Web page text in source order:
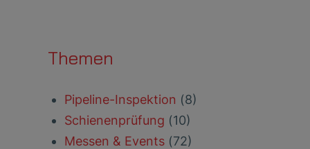
Themen
Pipeline-Inspektion (8)
Schienenprüfung (10)
Messen & Events (72)